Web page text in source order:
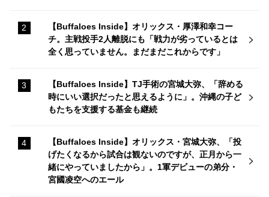
【Buffaloes Inside】オリックス・厚澤和幸コー
チ。主戦投手2人離脱にも「戦力が劣っているとは
全く思っていません。まだまだこれからです」
【Buffaloes Inside】TJ手術の宮城大弥、「辞める
時にいい選択だったと思えるように」。沖縄の子ど
もたちを支援する基金も継続
【Buffaloes Inside】オリックス・宮城大弥、「投
げたくなるから試合は観ないのですが、正月から一
緒にやっていましたから」。1軍デビューの弟分・
宮國凌空へのエール